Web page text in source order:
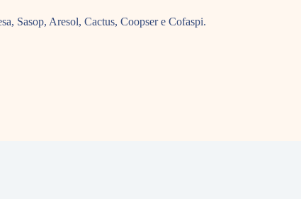
Sasop, Aresol, Cactus, Coopser e Cofaspi.